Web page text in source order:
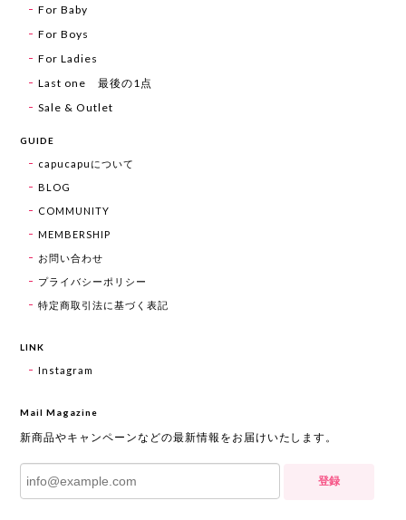
For Baby
For Boys
For Ladies
Last one 最後の1点
Sale & Outlet
GUIDE
capucapuについて
BLOG
COMMUNITY
MEMBERSHIP
お問い合わせ
プライバシーポリシー
特定商取引法に基づく表記
LINK
Instagram
Mail Magazine
新商品やキャンペーンなどの最新情報をお届けいたします。
登録